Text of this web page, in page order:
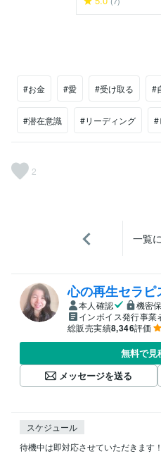
#お金 #愛 #受け取る #
#潜在意識 #リーディング #
2
一覧
心の再生セラ
本人確認
機密
インボイス発行事業
総販売実績8,346評価
無料で見
メッセージを送る
スケジュール
待機中は即対応させていただきます！